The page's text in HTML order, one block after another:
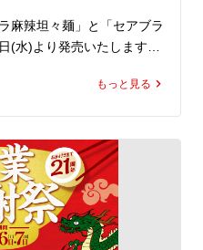
麻辣坦々麺」と「セアブラ
(水)より発売いたします。
厚な担々スープに、魁力屋
椒の香り立つ刺激が重な
います。
くり煮込んだ担々そぼろを
をたっぷりと使用。
もっと見る